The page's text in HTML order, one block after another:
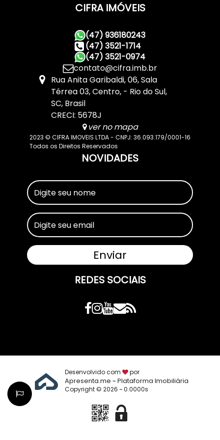
CIFRA IMÓVEIS
(47) 936180243
(47) 3521-1714
(47) 3521-0974
contato@cifra.imb.br
Rua Anita Garibaldi,06,Sala
Térrea 03,Centro, Rio do Sul,
SC, Brasil
CRECI: 5678J
ver no mapa
2023 © CIFRA IMOVEIS LTDA - CNPJ: 36.093.179/0001-16
Todos os Direitos Reservados
NOVIDADES
REDES SOCIAIS
Desenvolvido com por
Apresenta.me ~ Plataforma Imobiliária
Copyright © 2026 ~ 0.0000s